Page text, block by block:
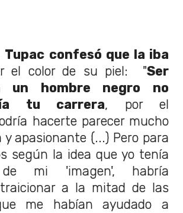
Tupac confesó que la iba
el color de su piel: "Ser
un hombre negro no
tu carrera, por el
hacerte parecer mucho
apasionante (...) Pero para
según la idea que yo tenía
de mi 'imagen', habría
a la mitad de las
me habían ayudado a